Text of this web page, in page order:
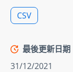
CSV
最後更新日期
31/12/2021